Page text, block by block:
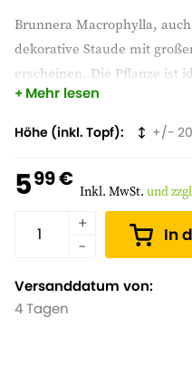
Brunnera Macrophylla,
dekorative Staude mit
erscheinen. Die Pflanze ist
Laub, das auch nach der
durchlässige Böden und
Mehr lesen
Höhe (inkl. Topf) 20
599 € Inkl. MwSt.und
In
Versanddatum von:
4 Tagen